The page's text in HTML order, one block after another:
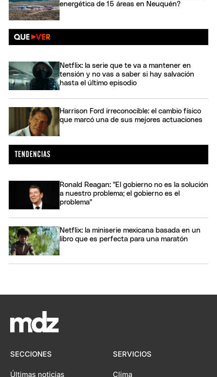
energética de 15 áreas en Neuquén?
Netflix: la serie que te va a mantener en
tensión y no vas a saber si hay salvación
hasta el último episodio
Harrison Ford irreconocible: el cambio físico
que marcó una de sus mejores actuaciones
Ronald Reagan: "El gobierno no es la solución
a nuestro problema; el gobierno es el
problema"
Netflix: la miniserie mexicana basada en un
libro que es perfecta para una maratón
SECCIONES
Últimas noticias
SERVICIOS
Clima